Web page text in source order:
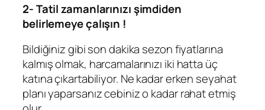
2- Tatil zamanlarınızı şimdiden
belirlemeye çalışın !
Bildiğiniz gibi son dakika sezon fiyatlarına
kalmış olmak, harcamalarınızı iki hatta üç
katına çıkartabiliyor. Ne kadar erken seyahat
planı yaparsanız cebiniz o kadar rahat etmiş